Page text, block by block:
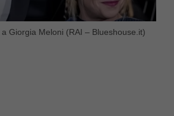
Giorgia Meloni (RAI – Blueshouse.it)